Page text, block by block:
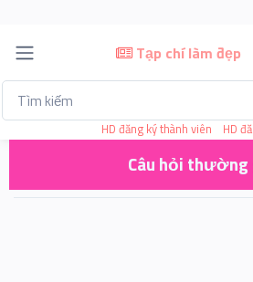
Tạp chí làm đẹp
HD đăng ký thành viên HD
Câu hỏi thường